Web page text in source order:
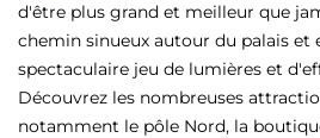
d'être plus grand et meilleur que
chemin sinueux autour du palais et
spectaculaire jeu de lumières et
Découvrez les nombreuses
notamment le pôle Nord, la